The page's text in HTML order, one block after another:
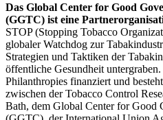
Das Global Center for Good
(GGTC) ist eine
STOP (Stopping Tobacco
globaler Watchdog zur
Strategien und Taktiken der
öffentliche Gesundheit
Philanthropies finanziert und
zwischen der Tobacco Control
Bath, dem Global Center for Good